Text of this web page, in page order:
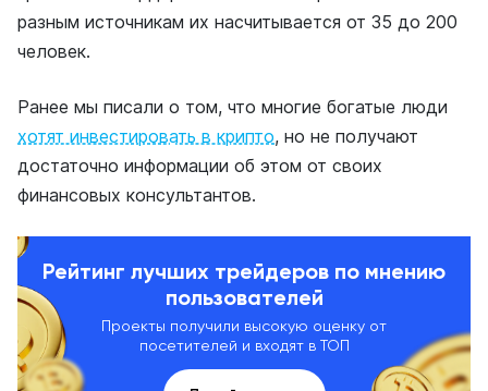
разным источникам их насчитывается от 35 до 200
человек.
Ранее мы писали о том, что многие богатые люди
хотят инвестировать в крипто, но не получают
достаточно информации об этом от своих
финансовых консультантов.
Рейтинг лучших трейдеров по мнению
пользователей
Проекты получили высокую оценку от
посетителей и входят в ТОП